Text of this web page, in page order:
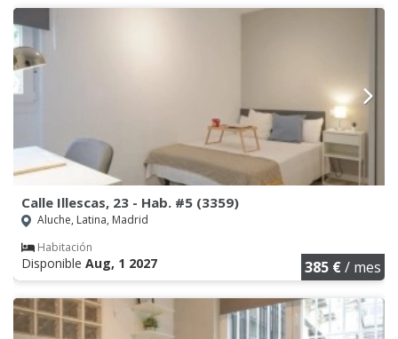
Calle Illescas, 23 - Hab. #5 (3359)
Aluche, Latina, Madrid
Habitación
Disponible Aug, 1 2027 385 €/ mes